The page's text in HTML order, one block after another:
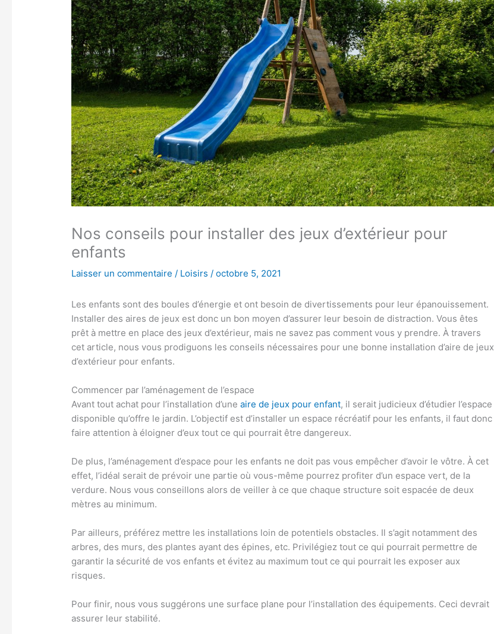
Nos conseils pour installer des jeux d’extérieur pour
enfants
Laisser un commentaire / Loisirs /octobre 5, 2021
Les enfants sont des boules d’énergie et ont besoin de divertissements pour leur épanouissement.
Installer des aires de jeux est donc un bon moyen d’assurer leur besoin de distraction. Vous êtes
prêt à mettre en place des jeux d’extérieur, mais ne savez pas comment vous y prendre. À travers
cet article, nous vous prodiguons les conseils nécessaires pour une bonne installation d’aire de jeux
d’extérieur pour enfants.
Commencer par l’aménagement de l’espace
Avant tout achat pour l’installation d’uneaire de jeux pour enfant, il serait judicieux d’étudier l’espace
disponible qu’offre le jardin. L’objectif est d’installer un espace récréatif pour les enfants, il faut donc
faire attention à éloigner d’eux tout ce qui pourrait être dangereux.
De plus, l’aménagement d’espace pour les enfants ne doit pas vous empêcher d’avoir le vôtre. À cet
effet, l’idéal serait de prévoir une partie où vous-même pourrez profiter d’un espace vert, de la
verdure. Nous vous conseillons alors de veiller à ce que chaque structure soit espacée de deux
mètres au minimum.
Par ailleurs, préférez mettre les installations loin de potentiels obstacles. Il s’agit notamment des
arbres, des murs, des plantes ayant des épines, etc. Privilégiez tout ce qui pourrait permettre de
garantir la sécurité de vos enfants et évitez au maximum tout ce qui pourrait les exposer aux
risques.
Pour finir, nous vous suggérons une surface plane pour l’installation des équipements. Ceci devrait
assurer leur stabilité.